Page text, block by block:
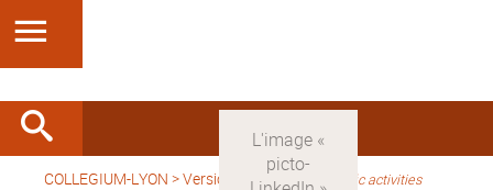
COLLEGIUM-LYON >Version anglaise > Scientific activities